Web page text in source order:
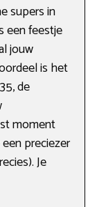
supers in
een feestje
jouw
is het
de
moment
preciezer
Je